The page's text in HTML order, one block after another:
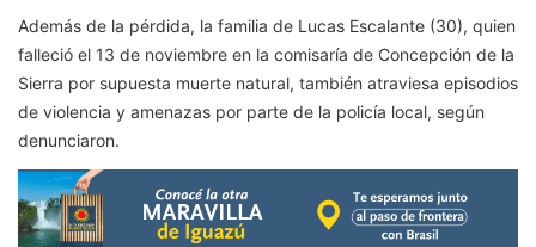
Además de la pérdida, la familia de Lucas Escalante (30), quien
falleció el 13 de noviembre en la comisaría de Concepción de la
Sierra por supuesta muerte natural, también atraviesa episodios
de violencia y amenazas por parte de la policía local, según
denunciaron.